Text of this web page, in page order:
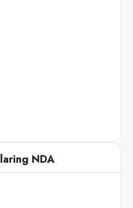
NDA